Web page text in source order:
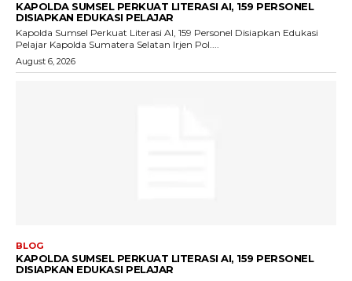
KAPOLDA SUMSEL PERKUAT LITERASI AI, 159 PERSONEL
DISIAPKAN EDUKASI PELAJAR
Kapolda Sumsel Perkuat Literasi AI, 159 Personel Disiapkan Edukasi
Pelajar Kapolda Sumatera Selatan Irjen Pol....
August 6, 2026
BLOG
KAPOLDA SUMSEL PERKUAT LITERASI AI, 159 PERSONEL
DISIAPKAN EDUKASI PELAJAR